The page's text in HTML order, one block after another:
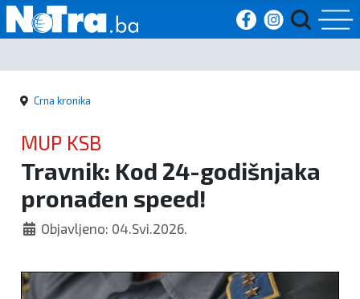
Početna
Vijesti
Sport
Kultura
Crna
kronika
Crna kronika
MUP KSB
Travnik: Kod 24-godišnjaka
pronađen speed!
Objavljeno: 04.Svi.2026.